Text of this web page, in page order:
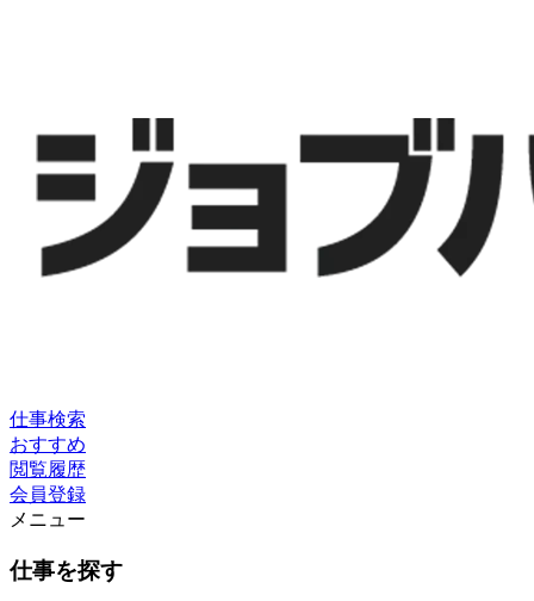
仕事検索
おすすめ
閲覧履歴
会員登録
メニュー
仕事を探す